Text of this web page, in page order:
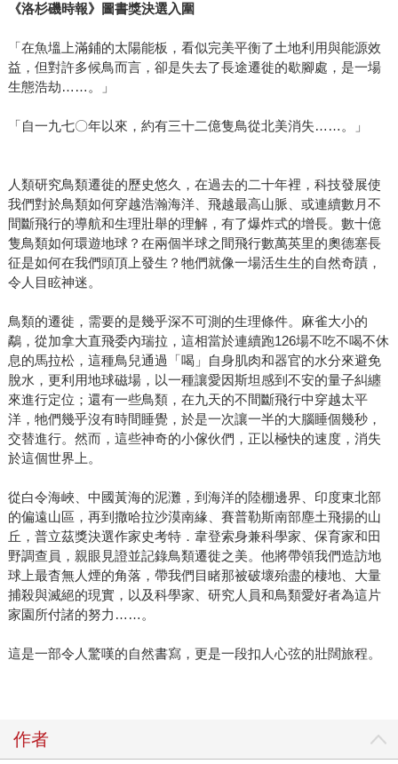
《洛杉磯時報》圖書獎決選入圍
「在魚塭上滿鋪的太陽能板，看似完美平衡了土地利用與能源效
益，但對許多候鳥而言，卻是失去了長途遷徙的歇腳處，是一場
生態浩劫……。」
「自一九七〇年以來，約有三十二億隻鳥從北美消失……。」
人類研究鳥類遷徙的歷史悠久，在過去的二十年裡，科技發展使
我們對於鳥類如何穿越浩瀚海洋、飛越最高山脈、或連續數月不
間斷飛行的導航和生理壯舉的理解，有了爆炸式的增長。數十億
隻鳥類如何環遊地球？在兩個半球之間飛行數萬英里的奧德塞長
征是如何在我們頭頂上發生？牠們就像一場活生生的自然奇蹟，
令人目眩神迷。
鳥類的遷徙，需要的是幾乎深不可測的生理條件。麻雀大小的
鷸，從加拿大直飛委內瑞拉，這相當於連續跑126場不吃不喝不休
息的馬拉松，這種鳥兒通過「喝」自身肌肉和器官的水分來避免
脫水，更利用地球磁場，以一種讓愛因斯坦感到不安的量子糾纏
來進行定位；還有一些鳥類，在九天的不間斷飛行中穿越太平
洋，牠們幾乎沒有時間睡覺，於是一次讓一半的大腦睡個幾秒，
交替進行。然而，這些神奇的小傢伙們，正以極快的速度，消失
於這個世界上。
從白令海峽、中國黃海的泥灘，到海洋的陸棚邊界、印度東北部
的偏遠山區，再到撒哈拉沙漠南緣、賽普勒斯南部塵土飛揚的山
丘，普立茲獎決選作家史考特．韋登索身兼科學家、保育家和田
野調查員，親眼見證並記錄鳥類遷徙之美。他將帶領我們造訪地
球上最杳無人煙的角落，帶我們目睹那被破壞殆盡的棲地、大量
捕殺與滅絕的現實，以及科學家、研究人員和鳥類愛好者為這片
家園所付諸的努力……。
這是一部令人驚嘆的自然書寫，更是一段扣人心弦的壯闊旅程。
作者